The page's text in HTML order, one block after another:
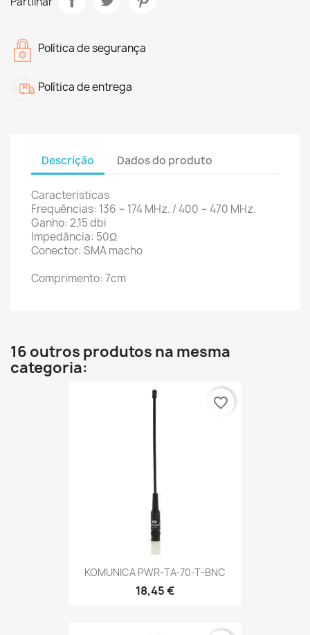
Política de segurança
Política de entrega
Descrição Dados do produto
Caracteristicas
Frequências: 136 ~ 174 MHz. / 400 ~ 470 MHz.
Ganho: 2,15 dbi
Impedância: 50Ω
Conector: SMA macho
Comprimento: 7cm
16 outros produtos na mesma
categoria:
KOMUNICA PWR-TA-70-T-BNC
18,45 €
favorite_border